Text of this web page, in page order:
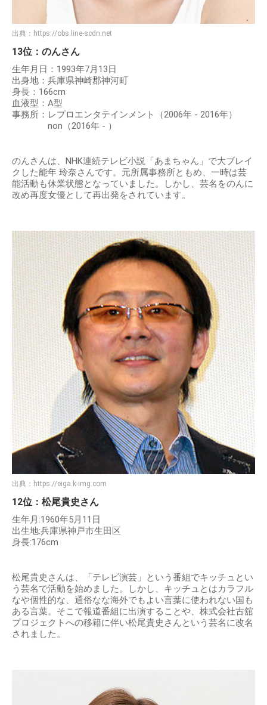
出典： https://obs.line-scdn.net
13位：のんさん
生年月日：1993年7月13日
出身地：兵庫県神崎郡神河町
身長：166cm
血液型：A型
事務所：レプロエンタテインメント（2006年 - 2016年）
non（2016年 - ）
のんさんは、NHK連続テレビ小説「あまちゃん」で大ブレイ
クした能年 玲奈さんです。元所属事務所ともめ、一時は芸
能活動も休業状態となっていました。しかし、芸名をのんに
改め再度女優として再出発をされています。
出典： https://eiga.k-img.com
12位：松尾貴史さん
生年月:1960年5月11日
出生地:兵庫県神戸市生田区
身長:176cm
松尾貴史さんは、「テレビ演芸」という番組でキッチュとい
う芸名で活動を始めました。しかし、キッチュとはカラフル
なや個性的な、通俗なな海外でもよい言葉に使われない国も
ある言葉。そこで報道番組に出演することや、株式会社古舘
プロジェクトへの移籍に伴い松尾貴史さんという芸名に改名
されました。